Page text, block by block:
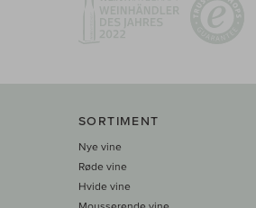
SORTIMENT
Nye vine
Røde vine
Hvide vine
Mousserende vine